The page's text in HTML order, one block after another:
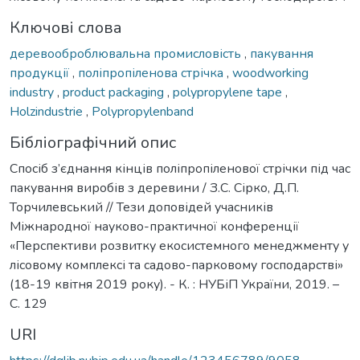
Ключові слова
деревооброблювальна промисловість , пакування
продукції, поліпропіленова стрічка , woodworking
industry, product packaging , polypropylene tape ,
Holzindustrie , Polypropylenband
Бібліографічний опис
Спосіб з’єднання кінців поліпропіленової стрічки під час
пакування виробів з деревини / З.С. Сірко, Д.П.
Торчилевський // Тези доповідей учасників
Міжнародної науково-практичної конференції
«Перспективи розвитку екосистемного менеджменту у
лісовому комплексі та садово-парковому господарстві»
(18-19 квітня 2019 року). - К. : НУБіП України, 2019. –
С. 129
URI